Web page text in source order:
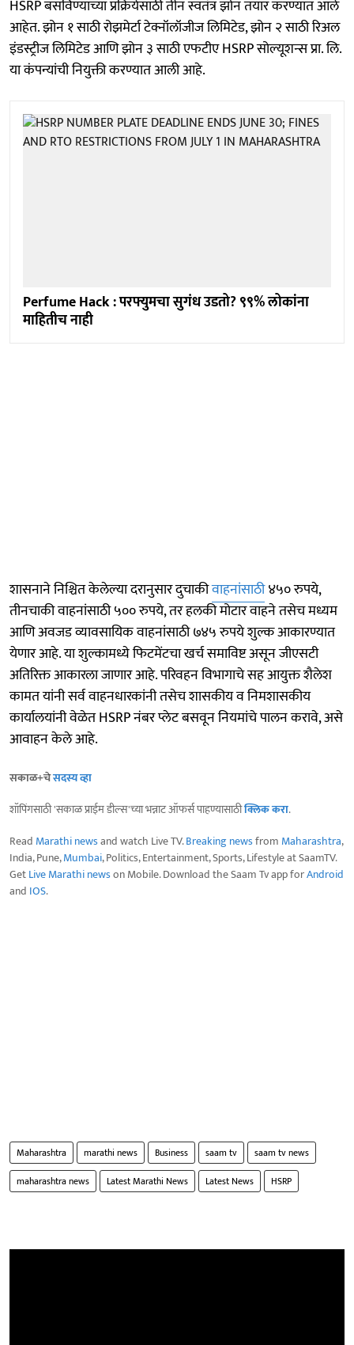
HSRP बसविण्याच्या प्रक्रियेसाठी तीन स्वतंत्र झोन तयार करण्यात आले
आहेत. झोन १ साठी रोझमेर्टा टेक्नॉलॉजीज लिमिटेड, झोन २ साठी रिअल
इंडस्ट्रीज लिमिटेड आणि झोन ३ साठी एफटीए HSRP सोल्यूशन्स प्रा. लि.
या कंपन्यांची नियुक्ती करण्यात आली आहे.
Perfume Hack : परफ्युमचा सुगंध उडतो? ९९% लोकांना
माहितीच नाही
शासनाने निश्चित केलेल्या दरानुसार दुचाकीवाहनांसाठी४५० रुपये,
तीनचाकी वाहनांसाठी ५०० रुपये, तर हलकी मोटार वाहने तसेच मध्यम
आणि अवजड व्यावसायिक वाहनांसाठी ७४५ रुपये शुल्क आकारण्यात
येणार आहे. या शुल्कामध्ये फिटमेंटचा खर्च समाविष्ट असून जीएसटी
अतिरिक्त आकारला जाणार आहे. परिवहन विभागाचे सह आयुक्त शैलेश
कामत यांनी सर्व वाहनधारकांनी तसेच शासकीय व निमशासकीय
कार्यालयांनी वेळेत HSRP नंबर प्लेट बसवून नियमांचे पालन करावे, असे
आवाहन केले आहे.
सकाळ+चेसदस्य व्हा
शॉपिंगसाठी 'सकाळ प्राईम डील्स'च्या भन्नाट ऑफर्स पाहण्यासाठीक्लिक करा.
Read Marathi newsand watch Live TV.Breaking newsfrom Maharashtra,
India, Pune,Mumbai, Politics, Entertainment, Sports, Lifestyle at SaamTV.
GetLive Marathi newson Mobile. Download the Saam Tv app forAndroid
and IOS.
Maharashtra marathi news Business saam tv
saam tv news
maharashtra news
Latest Marathi News Latest News HSRP